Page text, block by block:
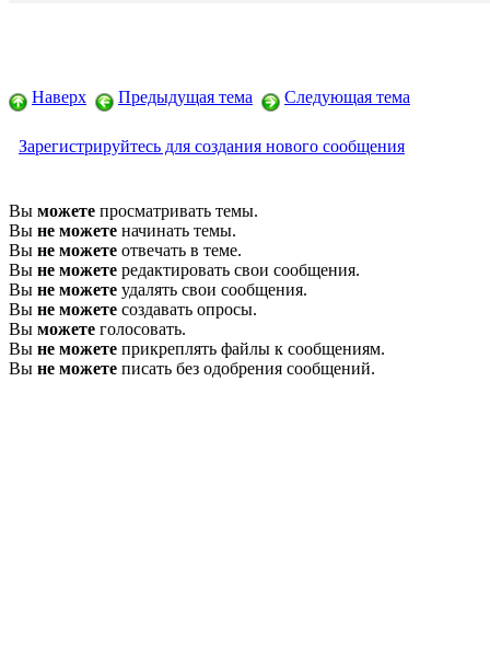
Наверх Предыдущая тема Следующая тема
Зарегистрируйтесь для создания нового сообщения
Вы можете просматривать темы.
Вы не можете начинать темы.
Вы не можете отвечать в теме.
Вы не можете редактировать свои сообщения.
Вы не можете удалять свои сообщения.
Вы не можете создавать опросы.
Вы можете голосовать.
Вы не можете прикреплять файлы к сообщениям.
Вы не можете писать без одобрения сообщений.